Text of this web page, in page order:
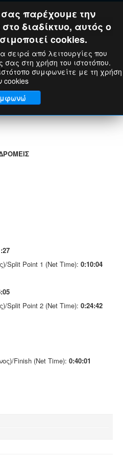
Split Point 1 (Net Time): 0:10:04
Split Point 2 (Net Time): 0:24:42
Finish (Net Time): 0:40:01
παρέχουμε την
διαδίκτυο, αυτός ο
cookies.
σειρά από λειτουργίες που
σας στη χρήση του ιστοτόπου.
συμφωνείτε με τη χρήση
cookies